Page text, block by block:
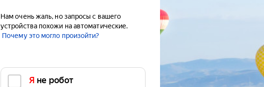
Нам очень жаль, но запросы с вашего
устройства похожи на автоматические.
Почему это могло произойти?
Я не робот